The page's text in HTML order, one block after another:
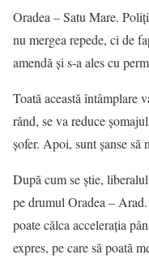
Oradea – Satu Mare.
nu mergea repede, ci de
amendă și s-a ales cu
Toată această întâmplare
rând, se va reduce
șofer. Apoi, sunt șanse să
După cum se știe,
pe drumul Oradea –
poate călca accelerația
expres, pe care să poată